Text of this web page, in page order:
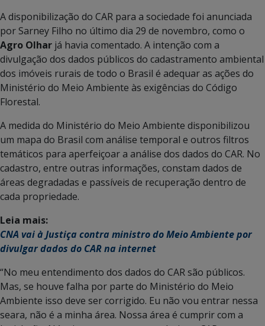
A disponibilização do CAR para a sociedade foi anunciada
por Sarney Filho no último dia 29 de novembro, como o
Agro Olhar já havia comentado. A intenção com a
divulgação dos dados públicos do cadastramento ambiental
dos imóveis rurais de todo o Brasil é adequar as ações do
Ministério do Meio Ambiente às exigências do Código
Florestal.
A medida do Ministério do Meio Ambiente disponibilizou
um mapa do Brasil com análise temporal e outros filtros
temáticos para aperfeiçoar a análise dos dados do CAR. No
cadastro, entre outras informações, constam dados de
áreas degradadas e passíveis de recuperação dentro de
cada propriedade.
Leia mais:
CNA vai à Justiça contra ministro do Meio Ambiente por
divulgar dados do CAR na internet
“No meu entendimento dos dados do CAR são públicos.
Mas, se houve falha por parte do Ministério do Meio
Ambiente isso deve ser corrigido. Eu não vou entrar nessa
seara, não é a minha área. Nossa área é cumprir com a